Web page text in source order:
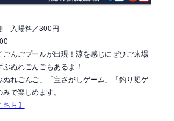
入場料／300円
んごプールが出現！涼を感じにぜひご来場
ぬれごんごもあるよ！
ぬれごんご」「宝さがしゲーム」「釣り堀ゲ
で楽しめます。
ら】